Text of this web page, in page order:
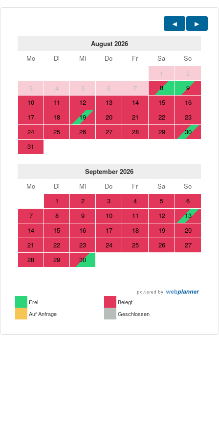
August 2026
Mo
Di Mi Do Fr Sa
So
1
2
3
4 5 6 7 8
9
10
11 12 13 14 15
16
17
18 19 20 21 22
23
24
25 26 27 28 29
30
31
September 2026
Mo
Di Mi Do Fr Sa
So
1
2 3 4 5
6
7
8 9 10 11 12
13
14
15 16 17 18 19
20
21
22 23 24 25 26
27
28
29 30
Frei
Belegt
Auf Anfrage
Geschlossen